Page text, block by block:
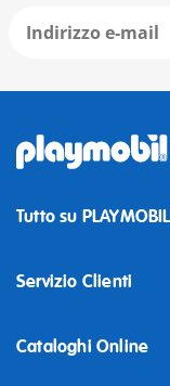
Tutto su PLAYMOBIL
Servizio Clienti
Cataloghi Online